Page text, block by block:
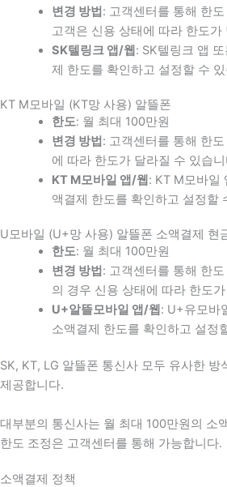
변경 방법 : 고객센터를 통해 한
고객은 신용 상태에 따라 한도가
SK텔링크 앱/웹 : SK텔링크 앱
제 한도를 확인하고 설정할 수
KT M모바일 (KT망 사용) 알뜰폰
한도: 월 최대 100만원
변경 방법 : 고객센터를 통해 한
에 따라 한도가 달라질 수 있습
KT M모바일 앱/웹 : KT M모바일
액결제 한도를 확인하고 설정할
U모바일 (U+망 사용) 알뜰폰 소액결제 현
한도: 월 최대 100만원
변경 방법 : 고객센터를 통해 한
의 경우 신용 상태에 따라 한도
U+알뜰모바일 앱/웹 : U+유모바
소액결제 한도를 확인하고 설정
SK, KT, LG 알뜰폰 통신사 모두 유사한 방
제공합니다.
대부분의 통신사는 월 최대 100만원의 소
한도 조정은 고객센터를 통해 가능합니다.
소액결제 정책